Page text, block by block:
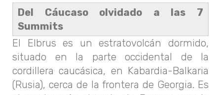
Del Cáucaso olvidado a las 7
Summits
El Elbrus es un estratovolcán dormido,
situado en la parte occidental de la
cordillera caucásica, en Kabardia-Balkaria
(Rusia), cerca de la frontera de Georgia. Es